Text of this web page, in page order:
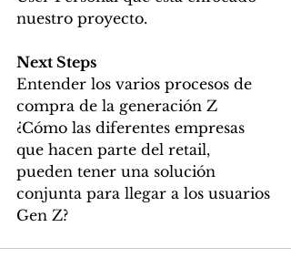
nuestro proyecto.
Next Steps
Entender los varios procesos de
compra de la generación Z
¿Cómo las diferentes empresas
que hacen parte del retail,
pueden tener una solución
conjunta para llegar a los usuarios
Gen Z?